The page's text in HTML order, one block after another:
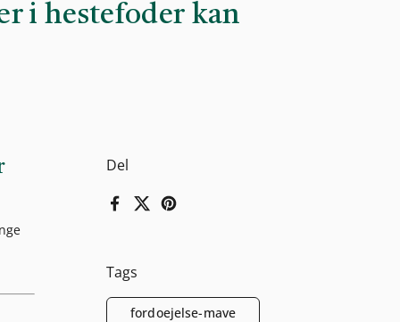
i hestefoder kan
Del
Facebook
X (Twitter)
Pinterest
Tags
fordoejelse-mave